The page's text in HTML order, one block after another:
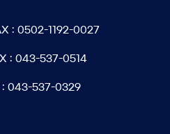
: 0502-1192-0027
: 043-537-0514
: 043-537-0329